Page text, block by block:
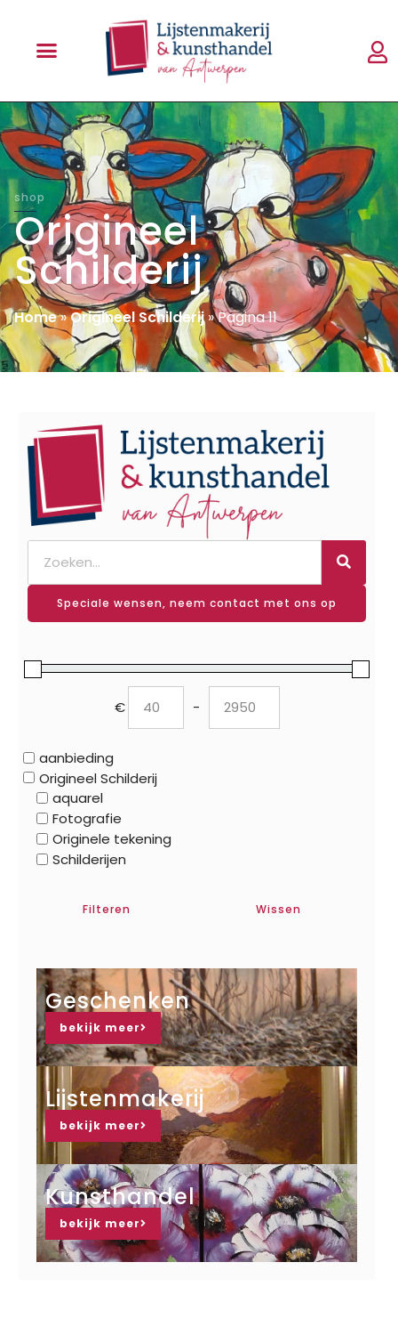
shop
Origineel
Schilderij
Home»Origineel Schilderij»Pagina 11
Speciale wensen, neem contact met ons op
€ Minimum Price
- Maximum Price
aanbieding
Origineel Schilderij
aquarel
Fotografie
Originele tekening
Schilderijen
Filteren Wissen
Geschenken
bekijk meer
Lijstenmakerij
bekijk meer
Kunsthandel
bekijk meer